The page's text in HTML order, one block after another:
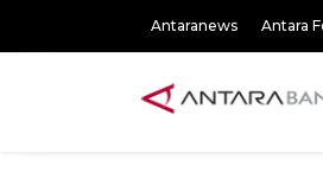
Antaranews Antara